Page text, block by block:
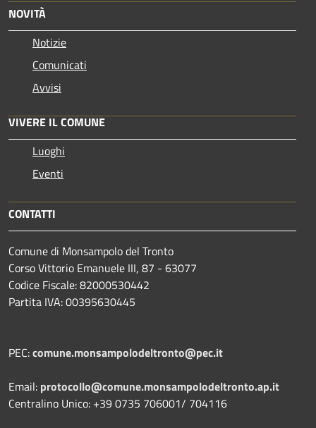
NOVITÀ
Notizie
Comunicati
Avvisi
VIVERE IL COMUNE
Luoghi
Eventi
CONTATTI
Comune di Monsampolo del Tronto
Corso Vittorio Emanuele III, 87 - 63077
Codice Fiscale: 82000530442
Partita IVA: 00395630445
PEC:comune.monsampolodeltronto@pec.it
Email: protocollo@comune.monsampolodeltronto.ap.it
Centralino Unico: +39 0735 706001/ 704116